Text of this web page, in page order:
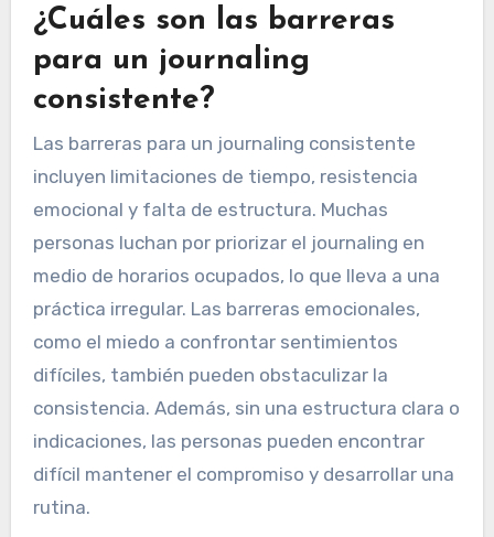
dificultando el inicio.
Abordar estos desafíos implica establecer
metas específicas, crear un tiempo dedicado
¿Cuáles son las barreras
para un journaling
consistente?
Las barreras para un journaling consistente
incluyen limitaciones de tiempo, resistencia
emocional y falta de estructura. Muchas
personas luchan por priorizar el journaling en
medio de horarios ocupados, lo que lleva a una
práctica irregular. Las barreras emocionales,